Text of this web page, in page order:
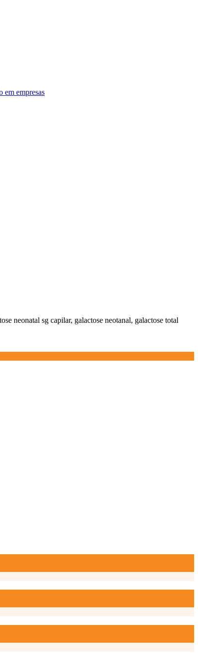
em empresas
neonatal sg capilar, galactose neotanal, galactose total